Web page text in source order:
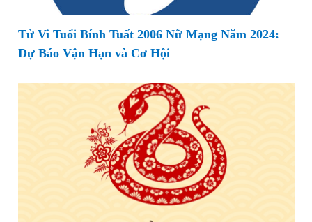
Tử Vi Tuổi Bính Tuất 2006 Nữ Mạng Năm 2024:
Dự Báo Vận Hạn và Cơ Hội